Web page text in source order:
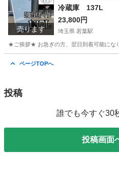
売ります
冷蔵庫 137L
23,800円
埼玉県 若葉駅
★ご挨拶★ お急ぎの方、翌日到着可能にな
ページTOPへ
投稿
誰でも今すぐ30
投稿画面